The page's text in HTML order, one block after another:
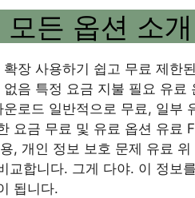
든 옵션 소개
장 사용하기 쉽고 무료 제한
음 특정 요금 지불 필요 유료
로드 일반적으로 무료, 일부
요금 무료 및 유료 옵션 유료
, 개인 정보 보호 문제 유료
교합니다. 그게 다야. 이 정보
됩니다.